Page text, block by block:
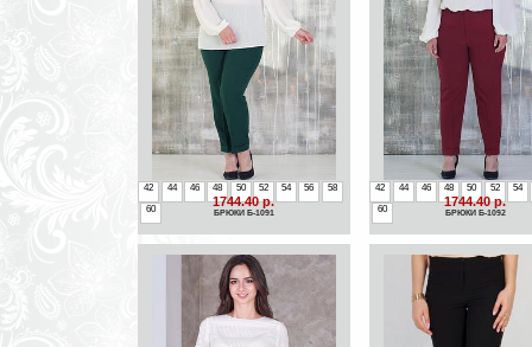
42 44 46 48 50 52 54 56
58
60
1744.40 р.
БРЮКИ Б-1091
42 44 46 48 50 52
54
60
1744.40 р.
БРЮКИ Б-1092